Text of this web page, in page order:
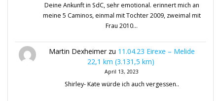
Deine Ankunft in SdC, sehr emotional. erinnert mich an
meine 5 Caminos, einmal mit Tochter 2009, zweimal mit
Frau 2010…
Martin Dexheimerzu 11.04.23 Eirexe – Melide
22,1 km (3.131,5 km)
April 13, 2023
Shirley- Kate würde ich auch vergessen..